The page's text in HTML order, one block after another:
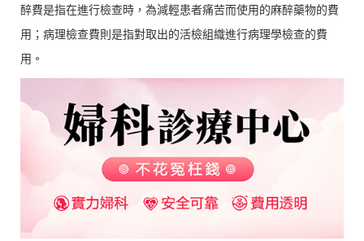
醉費是指在進行檢查時，為減輕患者痛苦而使用的麻醉藥物的費
用；病理檢查費則是指對取出的活檢組織進行病理學檢查的費
用。